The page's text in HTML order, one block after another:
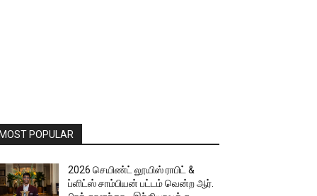
POPULAR
2026 செயிண்ட் லூயிஸ் ராபிட் &
ப்ளிட்ஸ் சாம்பியன் பட்டம் வென்ற ஆர்.